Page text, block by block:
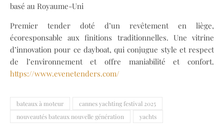
basé au Royaume-Uni
Premier tender doté d’un revêtement en liège,
écoresponsable aux finitions traditionnelles. Une vitrine
d’innovation pour ce dayboat, qui conjugue style et respect
de l’environnement et offre maniabilité et confort.
https://www.evenetenders.com/
bateaux à moteur
cannes yachting festival 2025
nouveautés bateaux nouvelle génération
yachts